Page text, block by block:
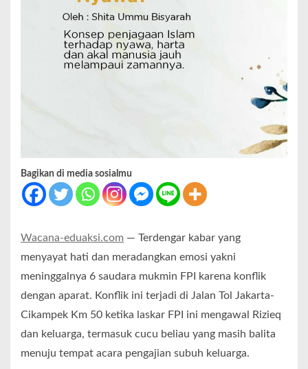
Bagikan di media sosialmu
Wacana-eduaksi.com — Terdengar kabar yang
menyayat hati dan meradangkan emosi yakni
meninggalnya 6 saudara mukmin FPI karena konflik
dengan aparat. Konflik ini terjadi di Jalan Tol Jakarta-
Cikampek Km 50 ketika laskar FPI ini mengawal Rizieq
dan keluarga, termasuk cucu beliau yang masih balita
menuju tempat acara pengajian subuh keluarga.